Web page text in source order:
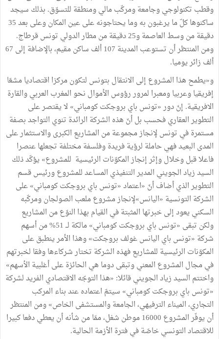
وقطب تكنولوجي وجامعة ومركّب مالي ومنطقة للتسوّق. بذلك سيجد
ساكنوها كلّ ما يرغبون به وما يحتاجونه على عين المكان وعلى بعد 35
دقيقة من وسط العاصمة و25 دقيقة من مطار الدولي تونس قرطاج.
ومن المنتظر أن تستوعب المدينة 107 ألف ساكن مقيم، بالإضافة إلى 67
ألف زائر يوميا.
و«يطمح هذا المشروع إلى الانتقال بتونس لتكون مركزا اقتصاديا مشعّا
إفريقيا وعربيا ومعبرا لمرور رؤوس الأموال نحو المغرب العربي والقارة
الافريقية. إنّ دور «تونس باي بروجكت كومباني» لا يقتصر على
التطوير العقاري فحسب بل أنّ هذه الشركة الرائدة تنوي التواجد بصفة
مستمرة في تونس لإنجاز مجموعة من المشاريع الكبرى والاستثمار على
المدى البعيد فهي حاملة لرؤية فريدة وفلسفة مختلفة تجعلها عنصرا
فاعلا قبل وخلال وﺇثر إنجاز المكوّنات الرئيسية للمشروع» يؤكّد ذلك
السيد زياد الجويني المدير التنفيذي المساعد للمشروع ورئيس قسم
التطوير الذي أضاف أنّ «اعتماد «تونس باي بروجكت كومباني» على
الشركة التونسية «اليانس»لإنجاز مشروع ملعب الصولجان ومركّبه
السكني يعود إلى خبرتها المثبتة في القيام بهذا النوّع من المشاريع
ولكن تبقى «تونس باي بروجكت كومباني» مالكة لــ 51% من أسهم
شركة «تونس باي اليانس غولف بروجكت» وهذا الأمر ينطبق على
المكوّنات الرئيسية للمشاريع فهذه الشركة تختار شركاءها وفقا لخبرتهم
في مجال المشروع المعني وتبقى دوما هي الحائزة على أغلبية الأسهم»
واختتم السيد زياد الجويني قائلا: «هذا التوجّه الاقتصادي الفريد لشركة
«تونس باي بروجكت كومباني» سيتمّ اعتماده عند بناء المركب
التجاري، الميناء الترفيهي، الجامعة والمستشفى الخاص» ومن المنتظر
أن يوفّر المشروع 16000 موطن شغل، ممّا من شأنه أن يعطي دفعا كبيرا
للاقتصاد التونسي خاصّة في فترة الأزمة الحالية.